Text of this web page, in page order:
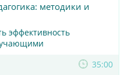
методики и
эффективность
35:00